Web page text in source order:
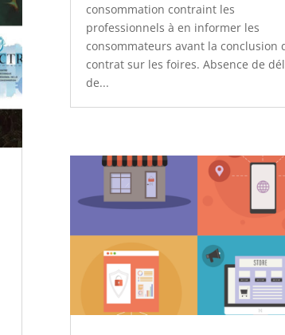
consommation contraint les
professionnels à en informer les
consommateurs avant la conclusion
contrat sur les foires. Absence de
de...